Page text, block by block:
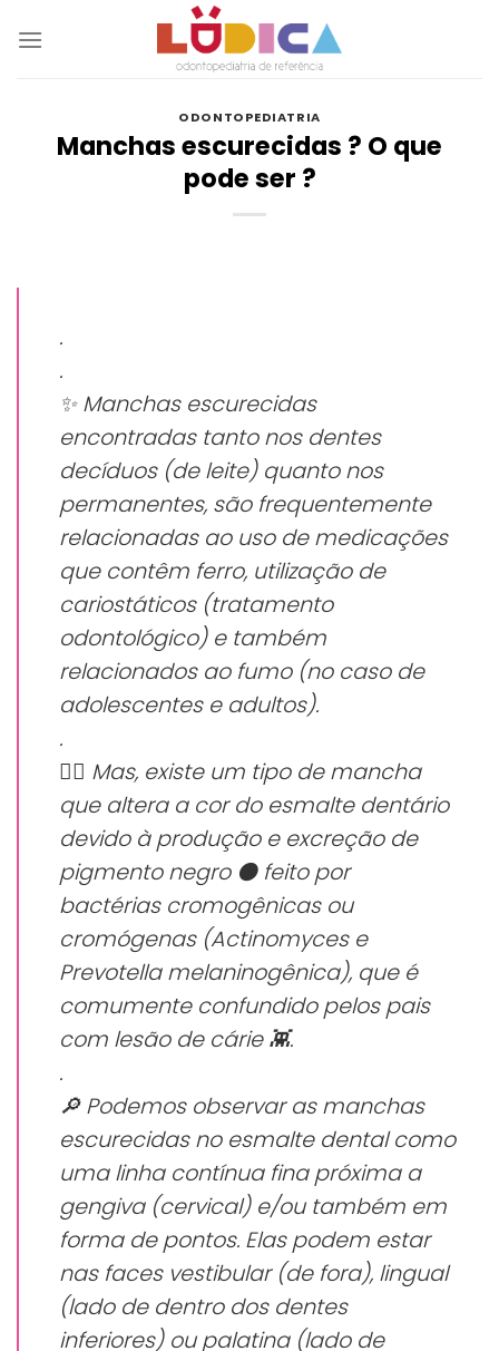
ODONTOPEDIATRIA
Manchas escurecidas ? O que
pode ser ?
.
.
✨ Manchas escurecidas
encontradas tanto nos dentes
decíduos (de leite) quanto nos
permanentes, são frequentemente
relacionadas ao uso de medicações
que contêm ferro, utilização de
cariostáticos (tratamento
odontológico) e também
relacionados ao fumo (no caso de
adolescentes e adultos).
.
☝🏻 Mas, existe um tipo de mancha
que altera a cor do esmalte dentário
devido à produção e excreção de
pigmento negro ⚫ feito por
bactérias cromogênicas ou
cromógenas (Actinomyces e
Prevotella melaninogênica), que é
comumente confundido pelos pais
com lesão de cárie 👾.
.
🔎 Podemos observar as manchas
escurecidas no esmalte dental como
uma linha contínua fina próxima a
gengiva (cervical) e/ou também em
forma de pontos. Elas podem estar
nas faces vestibular (de fora), lingual
(lado de dentro dos dentes
inferiores) ou palatina (lado de